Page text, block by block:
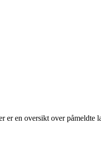
er en oversikt over påmeldte